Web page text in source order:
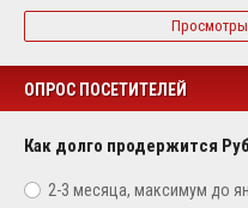
Просмотры
ОПРОС ПОСЕТИТЕЛЕЙ
Как долго продержится
2-3 месяца, максимум до